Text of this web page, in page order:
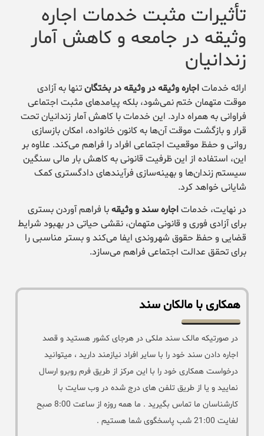
تأثیرات مثبت خدمات اجاره
وثیقه در جامعه و کاهش آمار
زندانیان
ارائه خدماتاجاره وثیقه در وثیقه در بختگانتنها به آزادی
موقت متهمان ختم نمی‌شود، بلکه پیامدهای مثبت اجتماعی
فراوانی به همراه دارد. این خدمات با کاهش آمار زندانیان تحت
قرار و بازگشت موقت آن‌ها به کانون خانواده، امکان بازسازی
روانی و حفظ موقعیت اجتماعی افراد را فراهم می‌کند. علاوه بر
این، استفاده از این ظرفیت قانونی به کاهش بار مالی سنگین
سیستم زندان‌ها و بهینه‌سازی فرآیندهای دادگستری کمک
شایانی خواهد کرد.
در نهایت، خدماتاجاره سند و وثیقهبا فراهم آوردن بستری
برای آزادی فوری و قانونی متهمان، نقشی حیاتی در بهبود شرایط
قضایی و حفظ حقوق شهروندی ایفا می‌کند و بستر مناسبی را
برای تحقق عدالت اجتماعی فراهم می‌سازد.
همکاری با مالکان سند
در صورتیکه مالک سند ملکی در هرجای کشور هستید و قصد
اجاره دادن سند خود را با سایر افراد نیازمند دارید ، میتوانید
درخواست همکاری خود را با این مرکز از طریق فرم روبرو ارسال
نمایید و یا از طریق تلفن های درج شده در وب سایت با
کارشناسان ما تماس بگیرید . ما همه روزه از ساعت 8:00 صبح
لغایت 21:00 شب پاسخگوی شما هستیم .